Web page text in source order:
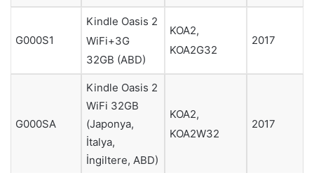
G000S1
Kindle Oasis 2
WiFi+3G
32GB (ABD)
KOA2,
KOA2G32
2017
G000SA
Kindle Oasis 2
WiFi 32GB
(Japonya,
İtalya,
İngiltere, ABD)
KOA2,
KOA2W32
2017